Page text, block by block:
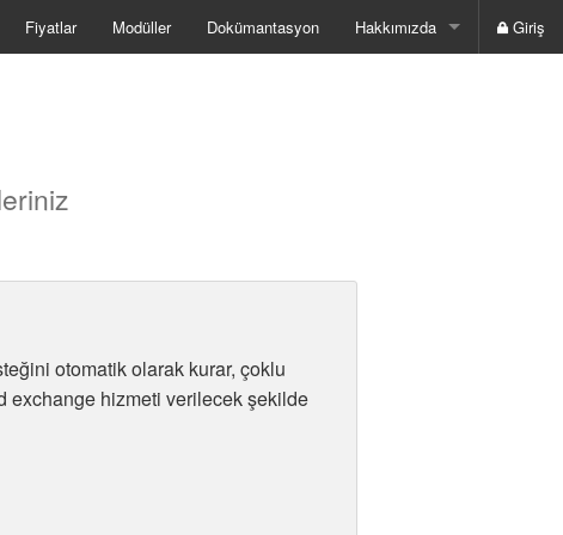
Fiyatlar Modüller Dokümantasyon Hakkımızda Giriş
otomatik olarak kurar, çoklu
exchange hizmeti verilecek şekilde